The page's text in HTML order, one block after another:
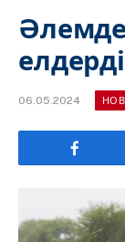
06.05.2024